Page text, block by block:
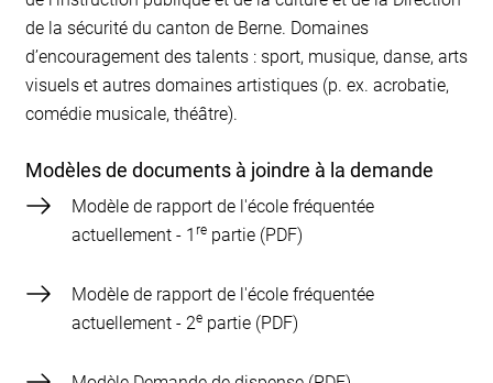
de la sécurité du canton de Berne. Domaines
d’encouragement des talents : sport, musique, danse, arts
visuels et autres domaines artistiques (p. ex. acrobatie,
comédie musicale, théâtre).
Modèles de documents à joindre à la demande
Modèle de rapport de l'école fréquentée
actuellement - 1 repartie
Modèle de rapport de l'école fréquentée
actuellement - 2epartie